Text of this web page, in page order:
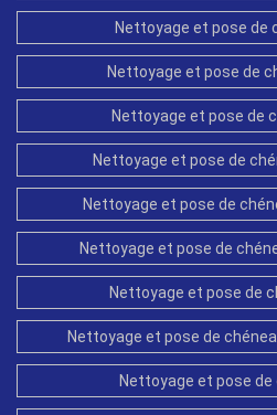
Nettoyage et pose de
Nettoyage et pose de
Nettoyage et pose de
Nettoyage et pose de
Nettoyage et pose de
Nettoyage et pose de
Nettoyage et pose de
Nettoyage et pose de
Nettoyage et pose de